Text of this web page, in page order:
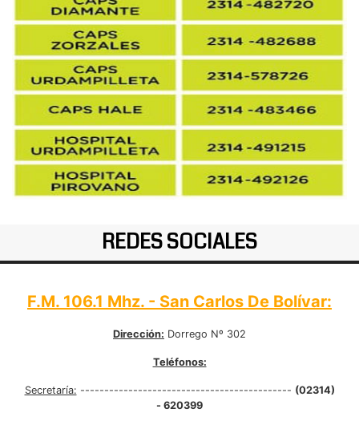
REDES SOCIALES
F.M. 106.1 Mhz. - San Carlos De Bolívar:
Dirección: Dorrego Nº 302
Teléfonos:
Secretaría: -------------------------------------------- (02314)
- 620399